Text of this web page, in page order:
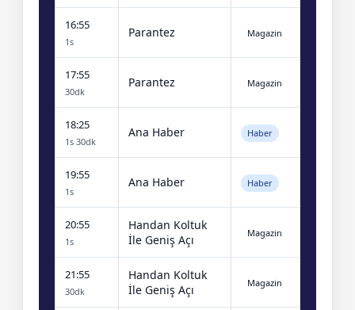
16:55
1s
Parantez Magazin
17:55
30dk
Parantez Magazin
18:25
1s 30dk
Ana Haber Haber
19:55
1s
Ana Haber Haber
20:55
1s
Handan Koltuk
İle Geniş Açı
Magazin
21:55
30dk
Handan Koltuk
İle Geniş Açı
Magazin